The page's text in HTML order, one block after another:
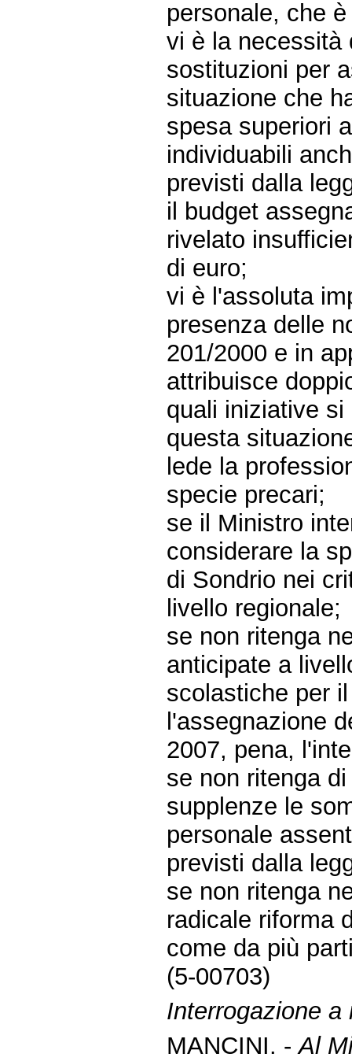
personale, che
vi è la necessità
sostituzioni per
situazione che
spesa superiori
individuabili
previsti dalla
il budget
rivelato
di euro;
vi è l'assoluta
presenza delle
201/2000 e in
attribuisce
quali iniziative
questa
lede la
specie precari;
se il Ministro
considerare la
di Sondrio nei
livello regionale;
se non ritenga
anticipate a
scolastiche per
l'assegnazione
2007, pena,
se non ritenga
supplenze le
personale
previsti dalla
se non ritenga
radicale riforma
come da più
(5-00703)
Interrogazione
MANCINI. -Al